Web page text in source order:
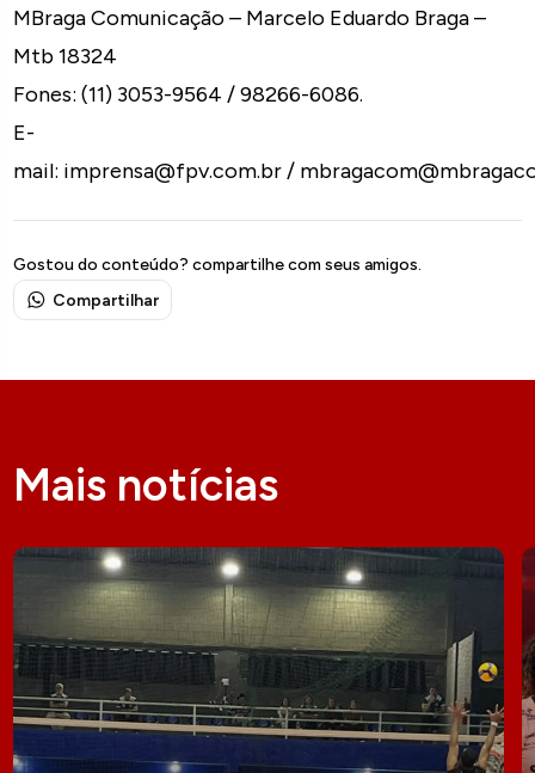
MBraga Comunicação – Marcelo Eduardo Braga –
Mtb 18324
Fones: (11) 3053-9564 / 98266-6086.
E-
mail: imprensa@fpv.com.br /
Gostou do conteúdo? compartilhe com seus amigos.
Compartilhar
Mais notícias